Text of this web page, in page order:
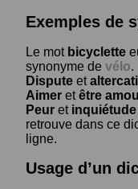
Exemples de
Le mot bicyclette
synonyme de vélo.
Dispute et
Aimer etêtre
Peur et inquiétude
retrouve dans ce
ligne.
Usage d’un